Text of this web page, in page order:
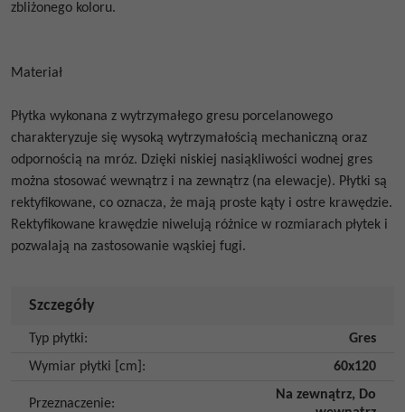
zbliżonego koloru.
Materiał
Płytka wykonana z wytrzymałego gresu porcelanowego
charakteryzuje się wysoką wytrzymałością mechaniczną oraz
odpornością na mróz. Dzięki niskiej nasiąkliwości wodnej gres
można stosować wewnątrz i na zewnątrz (na elewacje). Płytki są
rektyfikowane, co oznacza, że mają proste kąty i ostre krawędzie.
Rektyfikowane krawędzie niwelują różnice w rozmiarach płytek i
pozwalają na zastosowanie wąskiej fugi.
Szczegóły
Typ płytki:
Gres
Wymiar płytki [cm] : 60x120
Przeznaczenie:
Na zewnątrz, Do